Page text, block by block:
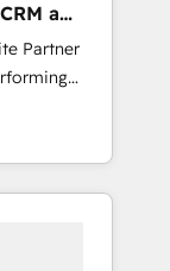
D'abord
des
:
:
and
Partner
global
by
scale